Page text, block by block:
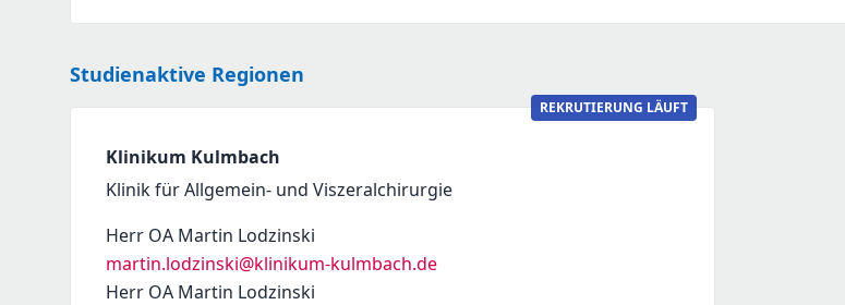
Studienaktive Regionen
REKRUTIERUNG LÄUFT
Klinikum Kulmbach
Klinik für Allgemein- und Viszeralchirurgie
Herr OA Martin Lodzinski
martin.lodzinski@klinikum-kulmbach.de
Herr OA Martin Lodzinski